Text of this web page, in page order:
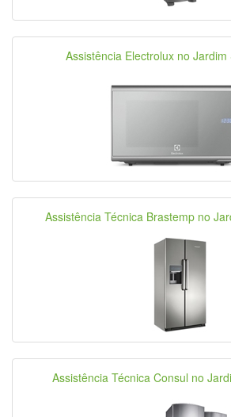
Assistência Electrolux no Jardim
Assistência Técnica Brastemp no
Assistência Técnica Consul no